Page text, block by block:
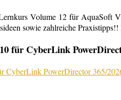
Volume 12 für AquaSoft
sowie zahlreiche
für CyberLink